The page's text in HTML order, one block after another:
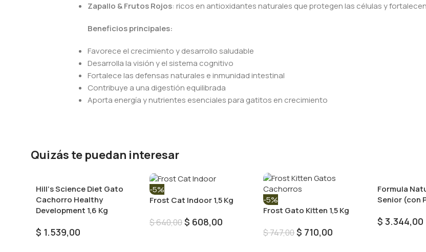
Zapallo & Frutos Rojos: ricos en antioxidantes naturales que protegen las células y
Beneficios principales:
Favorece el crecimiento y desarrollo saludable
Desarrolla la visión y el sistema cognitivo
Fortalece las defensas naturales e inmunidad intestinal
Contribuye a una digestión equilibrada
Aporta energía y nutrientes esenciales para gatitos en crecimiento
Quizás te puedan interesar
Hill‘s Science Diet Gato
Cachorro Healthy
Development 1,6 Kg
$ 1.539,00
-5%
Frost Cat Indoor 1,5 Kg
$640,00$ 608,00
-5%
Frost Gato Kitten 1,5 Kg
$747,00$ 710,00
Formula
Senior (con
$ 3.344,00